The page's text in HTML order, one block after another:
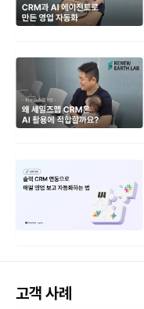
고객 사례